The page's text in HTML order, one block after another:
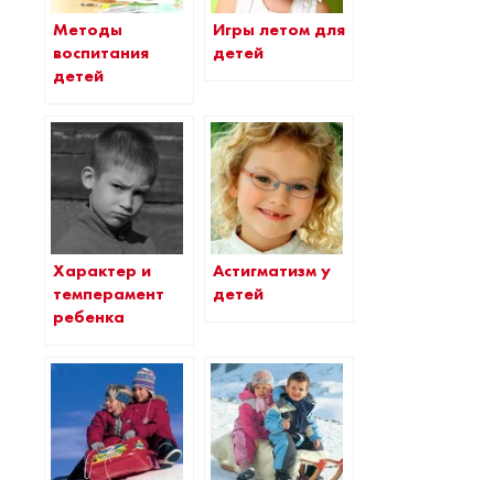
Методы
воспитания
детей
Игры летом для
детей
Характер и
темперамент
ребенка
Астигматизм у
детей